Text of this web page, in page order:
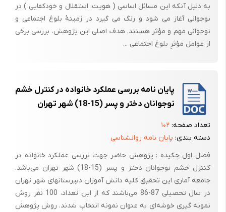
به دلیل آنکه این مسائل اساسی ( هویت، استقلال و خودکفایی ) در
نوجوانی آغاز می شود و رنگ می گیرد در زمینۀ بلوغ اجتماعی و
نوجوانی مهم و مؤثر هستند. هدف اصلی این پژوهش، بررسی برخی
از عوامل مؤثرِ بلوغ اجتماعی ...
پایان نامه بررسی عملکرد خانواده در کنترل خشم
نوجوانان دختر و پسر (15-18) شهر تهران
تعداد صفحه: ۱۰۲
دسته بندی: پایان نامه روانشناسی
فصل اول چکیده : پژوهش حاضر جهت بررسی عملکرد خانواده در
کنترل خشم نوجوانان دختر و پسر (15-18) شهر تهران می‌باشد.
جامعه آماری این تحقیق کلیه دانش آموزان دبیرستانهای شهر تهران
در سال تحصیلی 87-86 می‌باشند که از این تعداد، 100 نفر روش
نمونه گیری خوشه‌ای به عنوان نمونه انتخاب شدند. روش پژوهش